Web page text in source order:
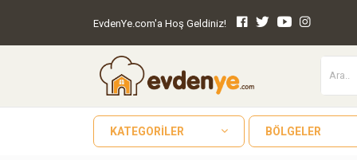
EvdenYe.com'a Hoş Geldiniz!
KATEGORILER BÖLGELER